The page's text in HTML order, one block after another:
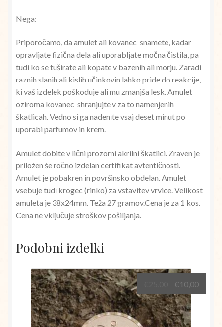
Nega:
Priporočamo, da amulet ali kovanec snamete, kadar
opravljate fizična dela ali uporabljate močna čistila, pa
tudi ko se tuširate ali kopate v bazenih ali morju. Zaradi
raznih slanih ali kislih učinkovin lahko pride do reakcije,
ki vaš izdelek poškoduje ali mu zmanjša lesk. Amulet
oziroma kovanec shranjujte v za to namenjenih
škatlicah. Vedno si ga nadenite vsaj deset minut po
uporabi parfumov in krem.
Amulet dobite v lični prozorni akrilni škatlici. Zraven je
priložen še ročno izdelan certifikat avtentičnosti.
Amulet je pobakren in površinsko obdelan. Amulet
vsebuje tudi krogec (rinko) za vstavitev vrvice. Velikost
amuleta je 38x24mm. Teža 27 gramov.Cena je za 1 kos.
Cena ne vključuje stroškov pošiljanja.
Podobni izdelki
Izvirna
cena
je
bila:
€10,00
cena